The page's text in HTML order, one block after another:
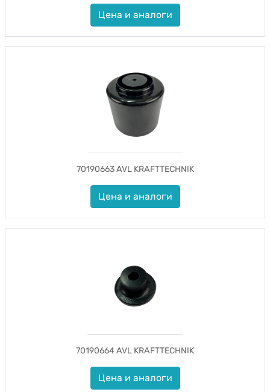
Цена и аналоги
70190663 AVL KRAFTTECHNIK
Цена и аналоги
70190664 AVL KRAFTTECHNIK
Цена и аналоги